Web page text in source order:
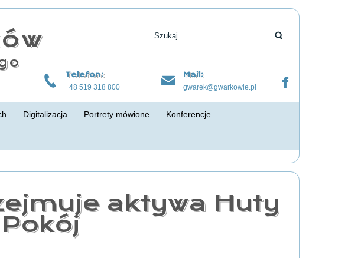
Telefon:
+48 519 318 800
Mail:
gwarek@gwarkowie.pl
Digitalizacja Portrety mówione Konferencje
aktywa Huty
Pokój